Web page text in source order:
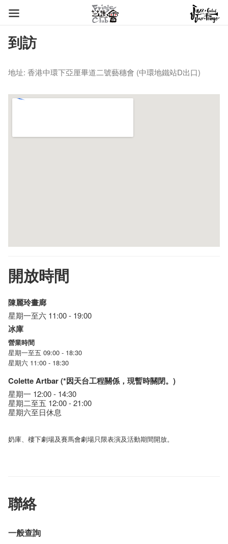
到訪
地址: 香港中環下亞厘畢道二號藝穗會 (中環地鐵站D出口)
開放時間
陳麗玲畫廊
星期一至六 11:00 - 19:00
冰庫
營業時間
星期一至五 09:00 - 18:30
星期六 11:00 - 18:30
Colette Artbar (*因天台工程關係，現暫時關閉。)
星期一 12:00 - 14:30
星期​二至五 12:00 - 21:00
星期六至日休息
奶庫、樓下劇場及賽馬會劇場只限表演及活動期間開放。
聯絡
一般查詢